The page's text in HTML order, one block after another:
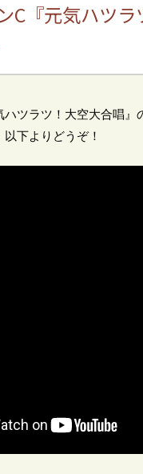
C『元気ハツ
ハツラツ！大空大合唱
下よりどうぞ！